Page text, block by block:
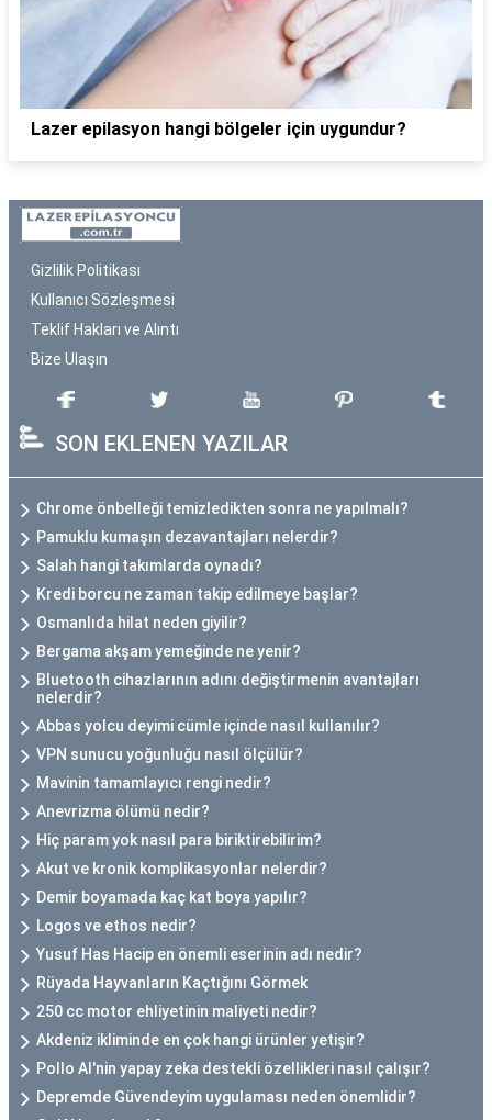
Lazer epilasyon hangi bölgeler için uygundur?
Gizlilik Politikası
Kullanıcı Sözleşmesi
Teklif Hakları ve Alıntı
Bize Ulaşın
SON EKLENEN YAZILAR
Chrome önbelleği temizledikten sonra ne yapılmalı?
Pamuklu kumaşın dezavantajları nelerdir?
Salah hangi takımlarda oynadı?
Kredi borcu ne zaman takip edilmeye başlar?
Osmanlıda hilat neden giyilir?
Bergama akşam yemeğinde ne yenir?
Bluetooth cihazlarının adını değiştirmenin avantajları
nelerdir?
Abbas yolcu deyimi cümle içinde nasıl kullanılır?
VPN sunucu yoğunluğu nasıl ölçülür?
Mavinin tamamlayıcı rengi nedir?
Anevrizma ölümü nedir?
Hiç param yok nasıl para biriktirebilirim?
Akut ve kronik komplikasyonlar nelerdir?
Demir boyamada kaç kat boya yapılır?
Logos ve ethos nedir?
Yusuf Has Hacip en önemli eserinin adı nedir?
Rüyada Hayvanların Kaçtığını Görmek
250 cc motor ehliyetinin maliyeti nedir?
Akdeniz ikliminde en çok hangi ürünler yetişir?
Pollo AI'nin yapay zeka destekli özellikleri nasıl çalışır?
Depremde Güvendeyim uygulaması neden önemlidir?